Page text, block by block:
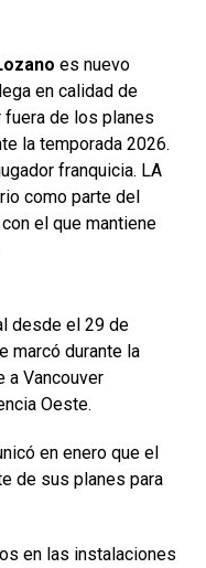
es nuevo
en calidad de
de los planes
la temporada 2026.
franquicia. LA
como parte del
el que mantiene
desde el 29 de
marcó durante la
a Vancouver
Oeste.
en enero que el
de sus planes para
en las instalaciones